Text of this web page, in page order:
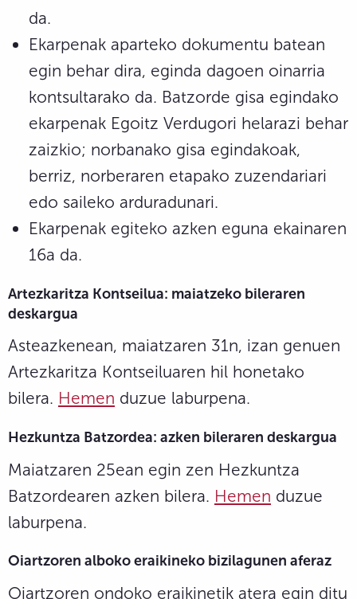
da.
Ekarpenak aparteko dokumentu batean
egin behar dira, eginda dagoen oinarria
kontsultarako da. Batzorde gisa egindako
ekarpenak Egoitz Verdugori helarazi behar
zaizkio; norbanako gisa egindakoak,
berriz, norberaren etapako zuzendariari
edo saileko arduradunari.
Ekarpenak egiteko azken eguna ekainaren
16a da.
Artezkaritza Kontseilua: maiatzeko bileraren
deskargua
Asteazkenean, maiatzaren 31n, izan genuen
Artezkaritza Kontseiluaren hil honetako
bilera. Hemen duzue laburpena.
Hezkuntza Batzordea: azken bileraren deskargua
Maiatzaren 25ean egin zen Hezkuntza
Batzordearen azken bilera. Hemen duzue
laburpena.
Oiartzoren alboko eraikineko bizilagunen aferaz
Oiartzoren ondoko eraikinetik atera egin ditu